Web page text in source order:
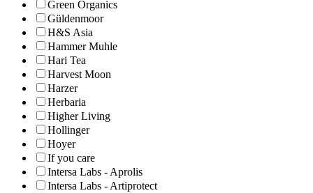
Green Organics
Güldenmoor
H&S Asia
Hammer Muhle
Hari Tea
Harvest Moon
Harzer
Herbaria
Higher Living
Hollinger
Hoyer
If you care
Intersa Labs - Aprolis
Intersa Labs - Artiprotect